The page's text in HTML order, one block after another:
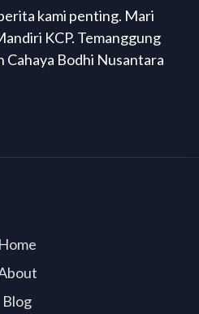
kami penting. Mari
KCP. Temanggung
Cahaya Bodhi Nusantara
Home
Blog